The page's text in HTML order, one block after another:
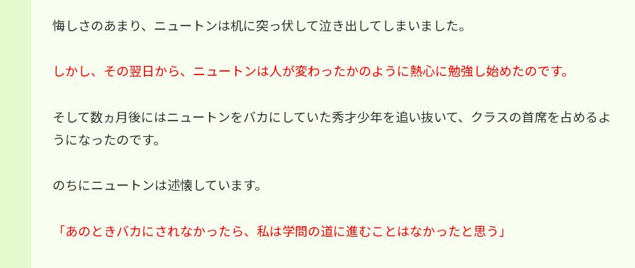
悔しさのあまり、ニュートンは机に突っ伏して泣き出してしまいました。
しかし、その翌日から、ニュートンは人が変わったかのように熱心に勉強し始めたのです。
そして数ヵ月後にはニュートンをバカにしていた秀才少年を追い抜いて、クラスの首席を占めるよ
うになったのです。
のちにニュートンは述懐しています。
「あのときバカにされなかったら、私は学問の道に進むことはなかったと思う」